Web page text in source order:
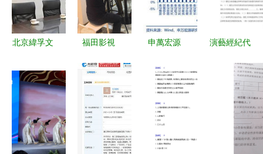
北京緯孚文
化商業融合
的領航者
福田影視
出經紀解決
方案
申萬宏源
營數據點評
——自營與
經紀業務雙
績拐點確
演藝經紀代
版合同